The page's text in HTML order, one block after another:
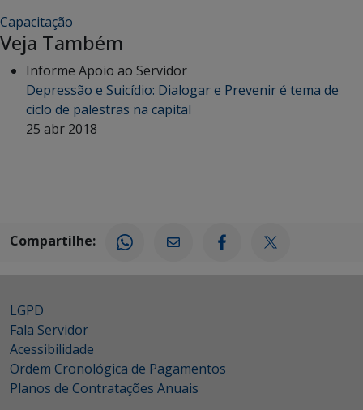
Capacitação
Veja Também
Informe Apoio ao Servidor
Depressão e Suicídio: Dialogar e Prevenir é tema de
ciclo de palestras na capital
25 abr 2018
Compartilhe:
LGPD
Fala Servidor
Acessibilidade
Ordem Cronológica de Pagamentos
Planos de Contratações Anuais